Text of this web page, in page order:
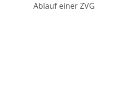
Ablauf einer ZVG